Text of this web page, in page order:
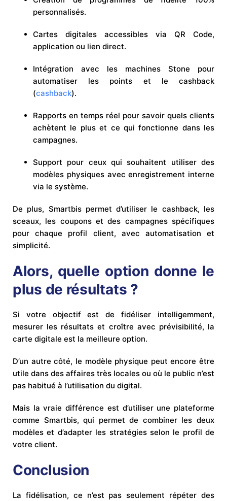
personnalisés.
Cartes digitales accessibles via QR Code,
application ou lien direct.
Intégration avec les machines Stone pour
automatiser les points et le cashback
(cashback).
Rapports en temps réel pour savoir quels clients
achètent le plus et ce qui fonctionne dans les
campagnes.
Support pour ceux qui souhaitent utiliser des
modèles physiques avec enregistrement interne
via le système.
De plus, Smartbis permet d’utiliser le cashback, les
sceaux, les coupons et des campagnes spécifiques
pour chaque profil client, avec automatisation et
simplicité.
Alors, quelle option donne le
plus de résultats ?
Si votre objectif est de fidéliser intelligemment,
mesurer les résultats et croître avec prévisibilité, la
carte digitale est la meilleure option.
D’un autre côté, le modèle physique peut encore être
utile dans des affaires très locales ou où le public n’est
pas habitué à l’utilisation du digital.
Mais la vraie différence est d’utiliser une plateforme
comme Smartbis, qui permet de combiner les deux
modèles et d’adapter les stratégies selon le profil de
votre client.
Conclusion
La fidélisation, ce n’est pas seulement répéter des